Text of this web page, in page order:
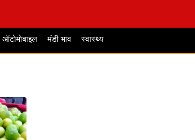
ऑटोमोबाइल मंडी भाव स्वास्थ्य